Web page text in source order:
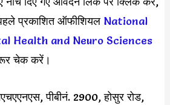
प्रकाशित ऑफीशियल National
Health and Neuro Sciences
चेक करें।
पीबीनं. 2900, होसुर रोड,